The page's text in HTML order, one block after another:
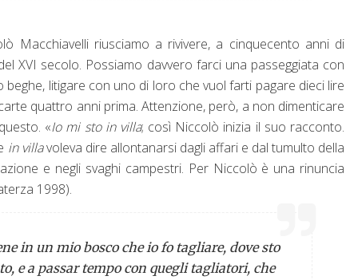
Macchiavelli riusciamo a rivivere, a cinquecento anni di
XVI secolo. Possiamo davvero farci una passeggiata con
litigare con uno di loro che vuol farti pagare dieci lire
quattro anni prima. Attenzione, però, a non dimenticare
«Io mi sto in villa; così Niccolò inizia il suo racconto.
in villavoleva dire allontanarsi dagli affari e dal tumulto della
e negli svaghi campestri. Per Niccolò è una rinuncia
1998).
in un mio bosco che io fo tagliare, dove sto
e a passar tempo con quegli tagliatori, che